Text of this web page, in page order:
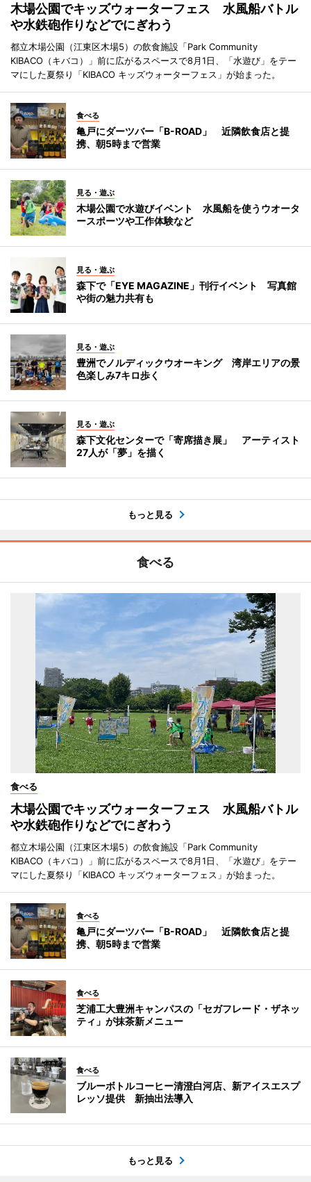
木場公園でキッズウォーターフェス 水風船バトル
や水鉄砲作りなどでにぎわう
都立木場公園（江東区木場5）の飲食施設「Park Community
KIBACO（キバコ）」前に広がるスペースで8月1日、「水遊び」をテー
マにした夏祭り「KIBACO キッズウォーターフェス」が始まった。
食べる
亀戸にダーツバー「B-ROAD」 近隣飲食店と提
携、朝5時まで営業
見る・遊ぶ
木場公園で水遊びイベント 水風船を使うウオータ
ースポーツや工作体験など
見る・遊ぶ
森下で「EYE MAGAZINE」刊行イベント 写真館
や街の魅力共有も
見る・遊ぶ
豊洲でノルディックウオーキング 湾岸エリアの景
色楽しみ7キロ歩く
見る・遊ぶ
森下文化センターで「寄席描き展」 アーティスト
27人が「夢」を描く
もっと見る
食べる
食べる
木場公園でキッズウォーターフェス 水風船バトル
や水鉄砲作りなどでにぎわう
都立木場公園（江東区木場5）の飲食施設「Park Community
KIBACO（キバコ）」前に広がるスペースで8月1日、「水遊び」をテー
マにした夏祭り「KIBACO キッズウォーターフェス」が始まった。
食べる
亀戸にダーツバー「B-ROAD」 近隣飲食店と提
携、朝5時まで営業
食べる
芝浦工大豊洲キャンパスの「セガフレード・ザネッ
ティ」が抹茶新メニュー
食べる
ブルーボトルコーヒー清澄白河店、新アイスエスプ
レッソ提供 新抽出法導入
もっと見る